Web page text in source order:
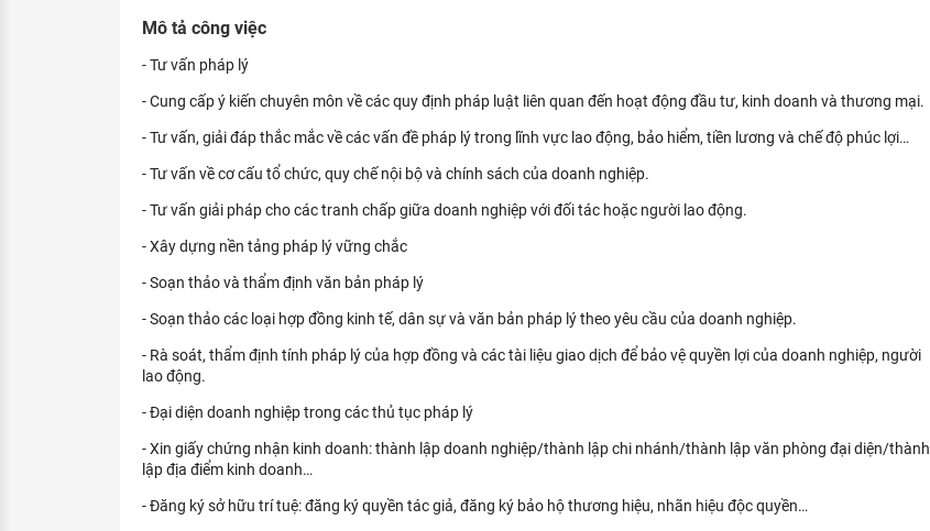
KHÁM PHÁ NGHỀ NGHIỆP
Kỹ năng nghề nghiệp
HƯỚNG NGHIỆP VIỆC LÀM
Đặc trưng từng nghề
TUYỂN DỤNG VIỆC LÀM
Mô tả công việc
- Tư vấn pháp lý
- Cung cấp ý kiến chuyên môn về các quy định pháp luật liên quan đến hoạt động đầu tư, kinh doanh và thương mại.
- Tư vấn, giải đáp thắc mắc về các vấn đề pháp lý trong lĩnh vực lao động, bảo hiểm, tiền lương và chế độ phúc lợi…
- Tư vấn về cơ cấu tổ chức, quy chế nội bộ và chính sách của doanh nghiệp.
- Tư vấn giải pháp cho các tranh chấp giữa doanh nghiệp với đối tác hoặc người lao động.
- Xây dựng nền tảng pháp lý vững chắc
- Soạn thảo và thẩm định văn bản pháp lý
- Soạn thảo các loại hợp đồng kinh tế, dân sự và văn bản pháp lý theo yêu cầu của doanh nghiệp.
- Rà soát, thẩm định tính pháp lý của hợp đồng và các tài liệu giao dịch để bảo vệ quyền lợi của doanh nghiệp, người
lao động.
- Đại diện doanh nghiệp trong các thủ tục pháp lý
- Xin giấy chứng nhận kinh doanh: thành lập doanh nghiệp/thành lập chi nhánh/thành lập văn phòng đại diện/thành
lập địa điểm kinh doanh…
- Đăng ký sở hữu trí tuệ: đăng ký quyền tác giả, đăng ký bảo hộ thương hiệu, nhãn hiệu độc quyền…